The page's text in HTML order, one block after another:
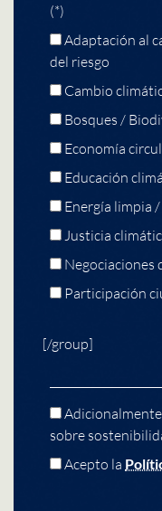
(*)
Adaptación al
del riesgo
Cambio
Bosques /
Economía
Educación
Energía limpia
Justicia
Negociaciones
Participación
[/group]
sobre
Acepto la